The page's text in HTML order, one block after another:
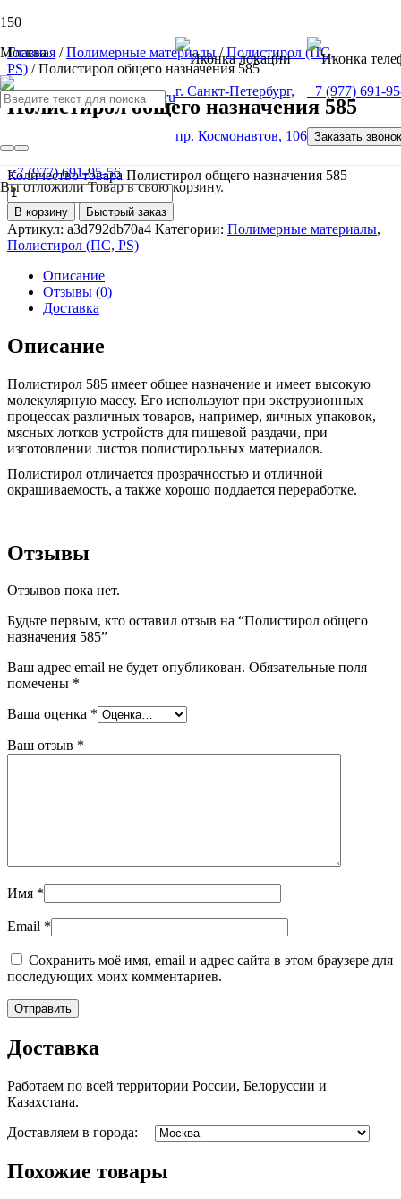
Москва
г. Санкт-Петербург,
пр. Космонавтов, 106
+7 (977) 691-
Заказать звонок
Вы отложилиТоварв свою корзину.
+7 (977) 691-95-56
Главная /Полимерные материалы /Полистирол (ПС,
PS) / Полистирол общего назначения 585
Полистирол общего назначения 585
от100
Количество товара Полистирол общего назначения 585
В корзину Быстрый заказ
Артикул: a3d792db70a4 Категории: Полимерные материалы,
Полистирол (ПС, PS)
Описание
Отзывы (0)
Доставка
Описание
Полистирол 585 имеет общее назначение и имеет высокую
молекулярную массу. Его используют при экструзионных
процессах различных товаров, например, яичных упаковок,
мясных лотков устройств для пищевой раздачи, при
изготовлении листов полистирольных материалов.
Полистирол отличается прозрачностью и отличной
окрашиваемость, а также хорошо поддается переработке.
Отзывы
Отзывов пока нет.
Будьте первым, кто оставил отзыв на “Полистирол общего
назначения 585”
Ваш адрес email не будет опубликован. Обязательные поля
помечены *
Ваша оценка *
Ваш отзыв *
Имя *
Email *
Сохранить моё имя, email и адрес сайта в этом браузере для
последующих моих комментариев.
Доставка
Работаем по всей территории России, Белоруссии и
Казахстана.
Доставляем в города:
Похожие товары